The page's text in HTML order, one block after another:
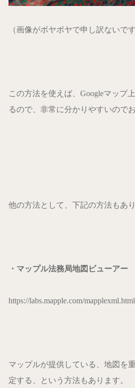
（画像がボヤボヤで申し訳ないです
この方法を使えば、Googleマップ
るので、非常に分かりやすいので
他の方法として、下記の方法もあり
・マップル法務局地図ビューアー
https://labs.mapple.com/
マップルが提供している、地図を
定する、という方法もあります。